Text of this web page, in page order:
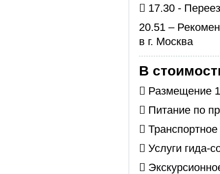
 17.30 -
20.51 –
в г. Москва
В
 Размещение
 Питание по

 Услуги гида-
